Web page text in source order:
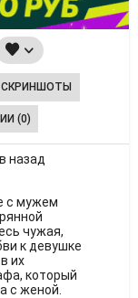
СКРИНШОТЫ
(0)
назад
с мужем
чужая,
к девушке
их
который
с женой.